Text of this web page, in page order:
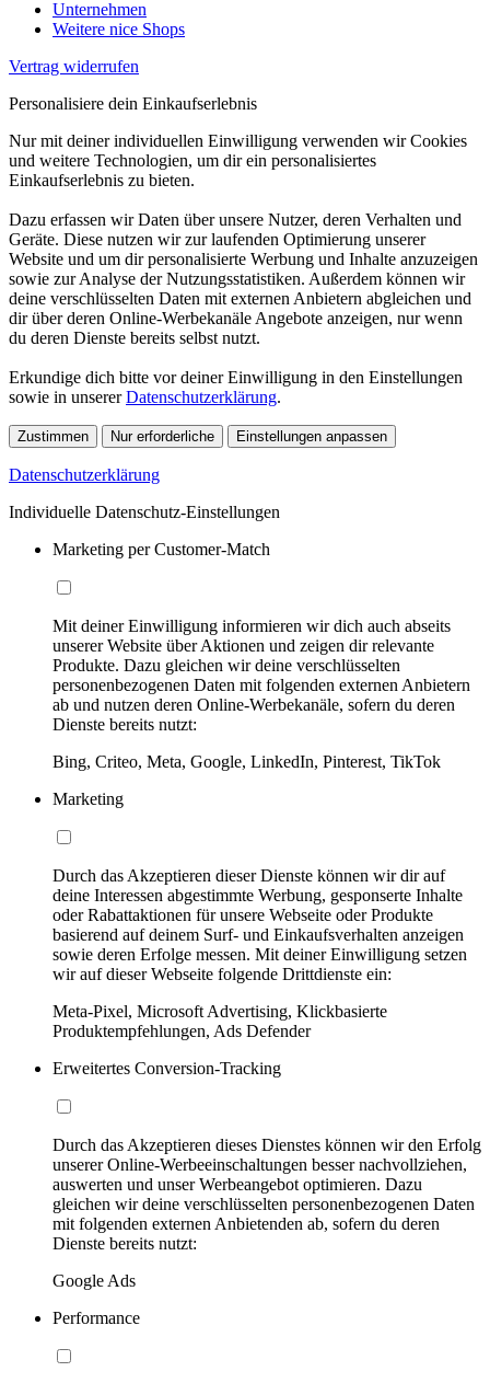
Unternehmen
Weitere nice Shops
Vertrag widerrufen
Personalisiere dein Einkaufserlebnis
Nur mit deiner individuellen Einwilligung verwenden wir Cookies
und weitere Technologien, um dir ein personalisiertes
Einkaufserlebnis zu bieten.
Dazu erfassen wir Daten über unsere Nutzer, deren Verhalten und
Geräte. Diese nutzen wir zur laufenden Optimierung unserer
Website und um dir personalisierte Werbung und Inhalte anzuzeigen
sowie zur Analyse der Nutzungsstatistiken. Außerdem können wir
deine verschlüsselten Daten mit externen Anbietern abgleichen und
dir über deren Online-Werbekanäle Angebote anzeigen, nur wenn
du deren Dienste bereits selbst nutzt.
Erkundige dich bitte vor deiner Einwilligung in den Einstellungen
sowie in unsererDatenschutzerklärung.
Zustimmen Nur erforderliche Einstellungen anpassen
Datenschutzerklärung
Individuelle Datenschutz-Einstellungen
Marketing per Customer-Match
Mit deiner Einwilligung informieren wir dich auch abseits
unserer Website über Aktionen und zeigen dir relevante
Produkte. Dazu gleichen wir deine verschlüsselten
personenbezogenen Daten mit folgenden externen Anbietern
ab und nutzen deren Online-Werbekanäle, sofern du deren
Dienste bereits nutzt:
Bing, Criteo, Meta, Google, LinkedIn, Pinterest, TikTok
Marketing
Durch das Akzeptieren dieser Dienste können wir dir auf
deine Interessen abgestimmte Werbung, gesponserte Inhalte
oder Rabattaktionen für unsere Webseite oder Produkte
basierend auf deinem Surf- und Einkaufsverhalten anzeigen
sowie deren Erfolge messen. Mit deiner Einwilligung setzen
wir auf dieser Webseite folgende Drittdienste ein:
Meta-Pixel, Microsoft Advertising, Klickbasierte
Produktempfehlungen, Ads Defender
Erweitertes Conversion-Tracking
Durch das Akzeptieren dieses Dienstes können wir den Erfolg
unserer Online-Werbeeinschaltungen besser nachvollziehen,
auswerten und unser Werbeangebot optimieren. Dazu
gleichen wir deine verschlüsselten personenbezogenen Daten
mit folgenden externen Anbietenden ab, sofern du deren
Dienste bereits nutzt:
Google Ads
Performance